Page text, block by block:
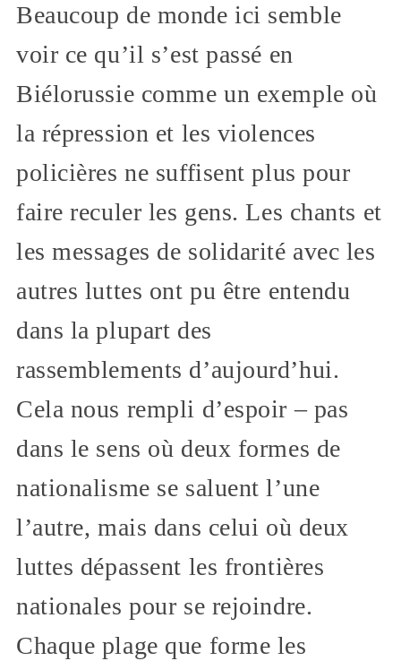
Beaucoup de monde ici semble
voir ce qu’il s’est passé en
Biélorussie comme un exemple où
la répression et les violences
policières ne suffisent plus pour
faire reculer les gens. Les chants et
les messages de solidarité avec les
autres luttes ont pu être entendu
dans la plupart des
rassemblements d’aujourd’hui.
Cela nous rempli d’espoir – pas
dans le sens où deux formes de
nationalisme se saluent l’une
l’autre, mais dans celui où deux
luttes dépassent les frontières
nationales pour se rejoindre.
Chaque plage que forme les